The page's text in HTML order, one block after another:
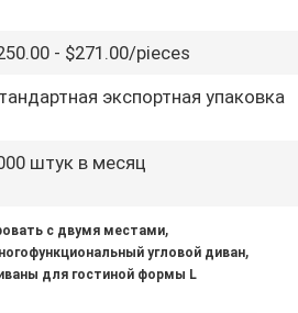
- $271.00/pieces
экспортная упаковка
штук в месяц
с двумя местами,
угловой диван,
для гостиной формы L